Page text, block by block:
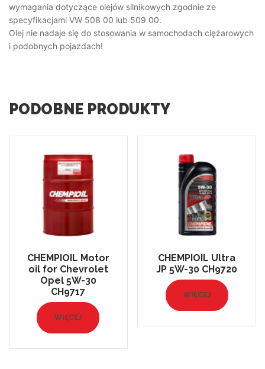
wymagania dotyczące olejów silnikowych zgodnie ze
specyfikacjami VW 508 00 lub 509 00.
Olej nie nadaje się do stosowania w samochodach ciężarowych
i podobnych pojazdach!
PODOBNE PRODUKTY
CHEMPIOIL Motor
oil for Chevrolet
Opel 5W-30
CH9717
WIĘCEJ
CHEMPIOIL Ultra
JP 5W-30 CH9720
WIĘCEJ